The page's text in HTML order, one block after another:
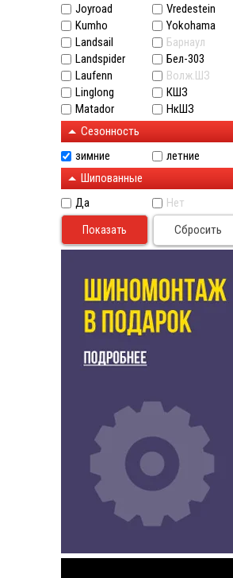
Joyroad
Kumho
Landsail
Landspider
Laufenn
Linglong
Matador
Vredestein
Yokohama
Барнаул
Бел-303
Волж.ШЗ
КШЗ
НкШЗ
Сезонность
зимние
летние
Шипованные
Да
Нет
Сбросить